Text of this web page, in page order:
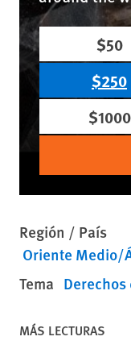
$50
$250
$1000
Región / País
Oriente Medio/
Tema
MÁS LECTURAS